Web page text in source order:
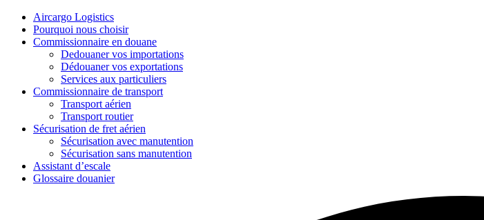
Aircargo Logistics
Pourquoi nous choisir
Commissionnaire en douane
Dedouaner vos importations
Dédouaner vos exportations
Services aux particuliers
Commissionnaire de transport
Transport aérien
Transport routier
Sécurisation de fret aérien
Sécurisation avec manutention
Sécurisation sans manutention
Assistant d’escale
Glossaire douanier